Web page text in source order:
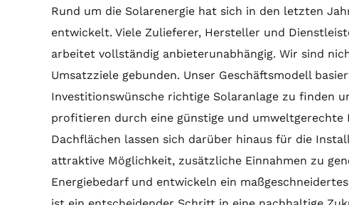
Rund um die Solarenergie hat sich in den letzten
entwickelt. Viele Zulieferer, Hersteller und
arbeitet vollständig anbieterunabhängig. Wir sind
Umsatzziele gebunden. Unser Geschäftsmodell
Investitionswünsche richtige Solaranlage zu finden
profitieren durch eine günstige und umweltgerechte
Dachflächen lassen sich darüber hinaus für die
attraktive Möglichkeit, zusätzliche Einnahmen zu
Energiebedarf und entwickeln ein